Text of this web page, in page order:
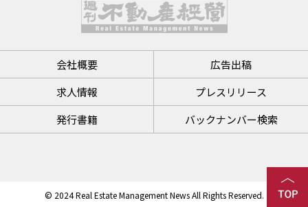
会社概要
広告出稿
求人情報
プレスリリース
発行書籍
バックナンバー検索
© 2024 Real Estate Management News All Rights Reserved.